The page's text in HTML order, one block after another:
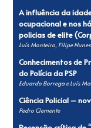
A influência da
ocupacional e nos
policias de elite
Luís Monteiro, Filipe
Conhecimentos de
do Polícia da PSP
Eduardo Borrega e Luís
Ciência Policial –
Pedro Clemente